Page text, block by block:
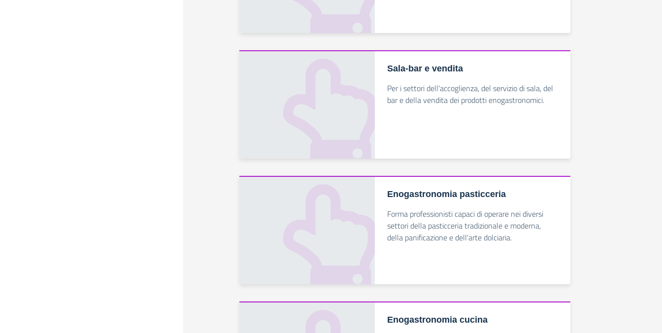
Sala-bar e vendita
Per i settori dell'accoglienza, del servizio di sala, del
bar e della vendita dei prodotti enogastronomici.
Enogastronomia pasticceria
Forma professionisti capaci di operare nei diversi
settori della pasticceria tradizionale e moderna,
della panificazione e dell'arte dolciaria.
Enogastronomia cucina